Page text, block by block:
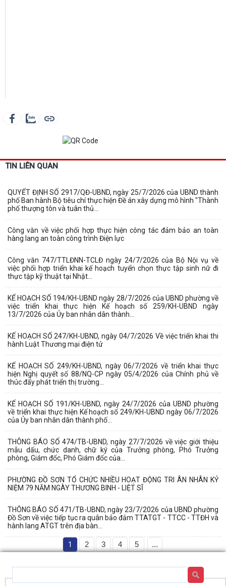
TIN LIÊN QUAN
QUYẾT ĐỊNH SỐ 2917/QĐ-UBND, ngày 25/7/2026 của UBND thành
phố Ban hành Bộ tiêu chí thực hiện Đề án xây dựng mô hình "Thành
phố thượng tôn và tuân thủ...
Công văn về việc phối hợp thực hiện công tác đảm bảo an toàn
hàng lang an toàn công trình Điện lực
Công văn 747/TTLĐNN-TCLĐ ngày 24/7/2026 của Bộ Nội vụ về
việc phối hợp triển khai kế hoạch tuyển chọn thực tập sinh nữ đi
thực tập kỹ thuật tại Nhật...
KẾ HOẠCH SỐ 194/KH-UBND ngày 28/7/2026 của UBND phường về
việc triển khai thực hiện Kế hoạch số 259/KH-UBND ngày
13/7/2026 của Ủy ban nhân dân thành...
KẾ HOẠCH SỐ 247/KH-UBND, ngày 04/7/2026 Về việc triển khai thi
hành Luật Thương mại điện tử
KẾ HOẠCH SỐ 249/KH-UBND, ngày 06/7/2026 về triển khai thực
hiện Nghị quyết số 88/NQ-CP ngày 05/4/2026 của Chính phủ về
thúc đẩy phát triển thị trường...
KẾ HOẠCH SỐ 191/KH-UBND, ngày 24/7/2026 của UBND phường
về triển khai thực hiện Kế hoạch số 249/KH-UBND ngày 06/7/2026
của Ủy ban nhân dân thành phố...
THÔNG BÁO SỐ 474/TB-UBND, ngày 27/7/2026 về việc giới thiệu
mẫu dấu, chức danh, chữ ký của Trưởng phòng, Phó Trưởng
phòng, Giám đốc, Phó Giám đốc của...
PHƯỜNG ĐỒ SƠN TỔ CHỨC NHIỀU HOẠT ĐỘNG TRI ÂN NHÂN KỶ
NIỆM 79 NĂM NGÀY THƯƠNG BINH - LIỆT SĨ
THÔNG BÁO SỐ 471/TB-UBND, ngày 23/7/2026 của UBND phường
Đồ Sơn về việc tiếp tục ra quân bảo đảm TTATGT - TTCC - TTĐH và
hành lang ATGT trên địa bàn...
1 2 3 4 5 ...